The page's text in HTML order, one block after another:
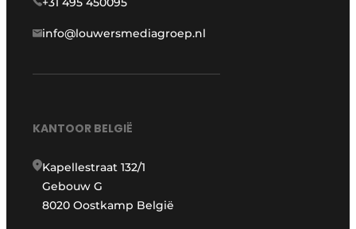
info@louwersmediagroep.nl
KANTOOR BELGIË
Kapellestraat 132/1
Gebouw G
8020 Oostkamp België